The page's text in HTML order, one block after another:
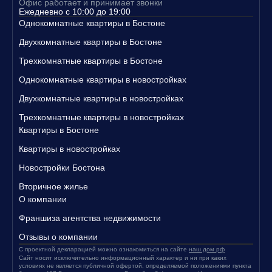
Свяжитесь с нами уже сегодня, чтобы узнать больше о наших п
редложениях и записаться на просмотр квартир!
Офис работает и принимает звонки
Ежедневно с 10:00 до 19:00
Однокомнатные квартиры в Бостоне
Двухкомнатные квартиры в Бостоне
Трехкомнатные квартиры в Бостоне
Однокомнатные квартиры в новостройках
Двухкомнатные квартиры в новостройках
Трехкомнатные квартиры в новостройках
Квартиры в Бостоне
Квартиры в новостройках
Новостройки Бостона
Вторичное жилье
О компании
Франшиза агентства недвижимости
Отзывы о компании
С проектной декларацией можно ознакомиться на сайте наш.дом.рф
Сайт носит исключительно информационный характер и ни при каких
условиях не является публичной офертой, определяемой положениями пункта